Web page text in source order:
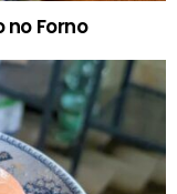
no Forno